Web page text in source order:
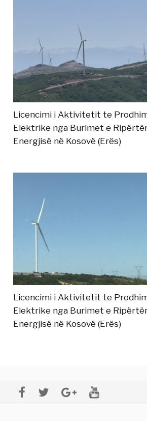
Licencimi i Aktivitetit te
Elektrike nga Burimet e
Energjisë në Kosovë (Erës)
Licencimi i Aktivitetit te
Elektrike nga Burimet e
Energjisë në Kosovë (Erës)